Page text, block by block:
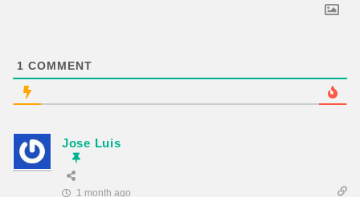
1 COMMENT
Jose Luis
1 month ago